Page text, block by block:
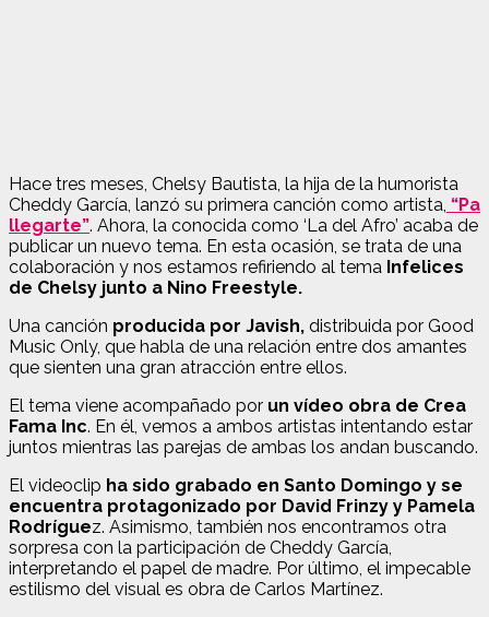
Hace tres meses, Chelsy Bautista, la hija de la humorista
Cheddy García, lanzó su primera canción como artista, “Pa
llegarte”. Ahora, la conocida como ‘La del Afro’ acaba de
publicar un nuevo tema. En esta ocasión, se trata de una
colaboración y nos estamos refiriendo al tema Infelices
de Chelsy junto a Nino Freestyle.
Una canción producida por Javish, distribuida por Good
Music Only, que habla de una relación entre dos amantes
que sienten una gran atracción entre ellos.
El tema viene acompañado por un vídeo obra de Crea
Fama Inc. En él, vemos a ambos artistas intentando estar
juntos mientras las parejas de ambas los andan buscando.
El videoclip ha sido grabado en Santo Domingo y se
encuentra protagonizado por David Frinzy y Pamela
Rodríguez. Asimismo, también nos encontramos otra
sorpresa con la participación de Cheddy García,
interpretando el papel de madre. Por último, el impecable
estilismo del visual es obra de Carlos Martínez.